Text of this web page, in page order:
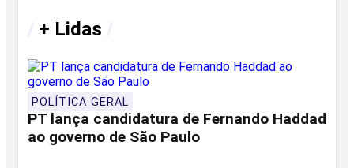
+ Lidas
POLÍTICA GERAL
PT lança candidatura de Fernando Haddad
ao governo de São Paulo